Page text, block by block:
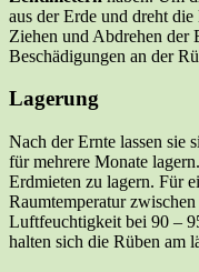
aus der Erde und dreht
Ziehen und Abdrehen der
Beschädigungen an der
Lagerung
Nach der Ernte lassen sie
für mehrere Monate
Erdmieten zu lagern. Für
Raumtemperatur
Luftfeuchtigkeit bei 90 –
halten sich die Rüben am